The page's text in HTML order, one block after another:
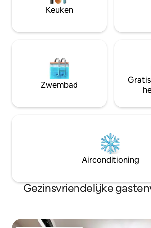
Gunstig gelegen ten opzichte van
stranden, winkels en lokale restaurants
Keuken
Zwembad
Airconditioning
Gezinsvriendelijke